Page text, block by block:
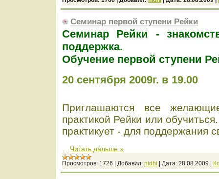
Семинар первой ступени Рейки
Семинар Рейки -
поддержка.
Обучение первой ступени
20 сентября 2009г. в 19.00
Приглашаются все
практикой Рейки или
практикует - для поддержания
... Читать дальше »
Просмотров: 1726 Добавил: nidhi Дата: 28.08.2009